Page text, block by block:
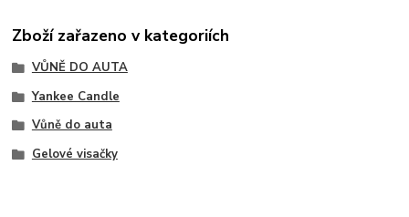
Zboží zařazeno v kategoriích
VŮNĚ DO AUTA
Yankee Candle
Vůně do auta
Gelové visačky